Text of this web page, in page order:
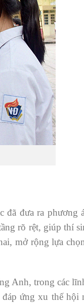
đưa ra phương
rõ rệt, giúp thí
mở rộng lựa
Anh, trong các
ứng xu thế hội